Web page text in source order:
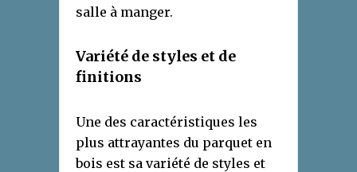
salle à manger.
Variété de styles et de
finitions
Une des caractéristiques les
plus attrayantes du parquet en
bois est sa variété de styles et